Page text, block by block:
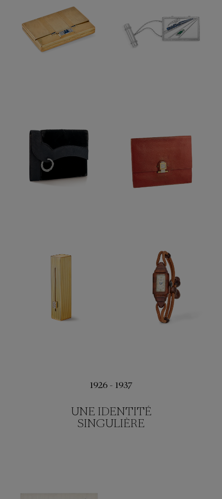
1926 - 1937
UNE IDENTITÉ
SINGULIÈRE